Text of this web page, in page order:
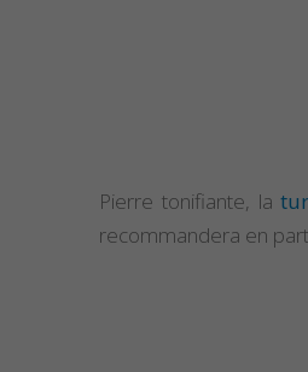
Pierre tonifiante, la
recommandera en